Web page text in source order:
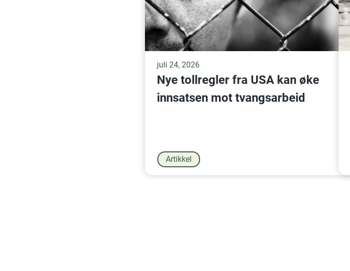
juli 24, 2026
Nye tollregler fra USA kan øke
innsatsen mot tvangsarbeid
Artikkel